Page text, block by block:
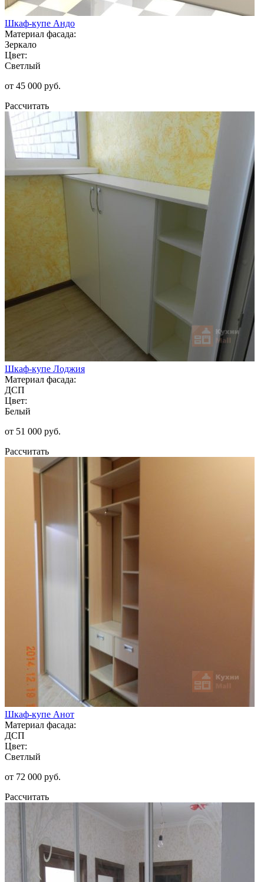
Шкаф-купе Андо
Материал фасада:
Зеркало
Цвет:
Светлый
от 45 000 руб.
Рассчитать
Шкаф-купе Лоджия
Материал фасада:
ДСП
Цвет:
Белый
от 51 000 руб.
Рассчитать
Шкаф-купе Анот
Материал фасада:
ДСП
Цвет:
Светлый
от 72 000 руб.
Рассчитать